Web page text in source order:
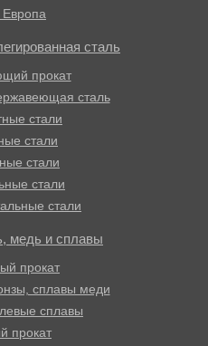
Европа
сталь
прокат
сталь
стали
стали
стали
стали
стали
медь и сплавы
прокат
сплавы меди
сплавы
прокат